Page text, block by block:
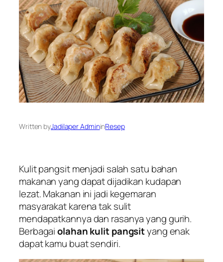
Written byJadilaper AdmininResep
Kulit pangsit menjadi salah satu bahan
makanan yang dapat dijadikan kudapan
lezat. Makanan ini jadi kegemaran
masyarakat karena tak sulit
mendapatkannya dan rasanya yang gurih.
Berbagaiolahan kulit pangsityang enak
dapat kamu buat sendiri.